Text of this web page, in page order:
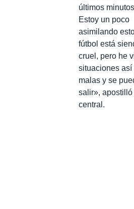
últimos
Estoy un poco
asimilando
fútbol está
cruel, pero he
situaciones así
malas y se
salir», apostilló
central.